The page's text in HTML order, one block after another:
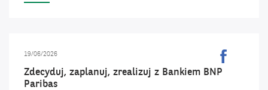
MICHELIN
POLSKA
2026
19/06/2026
Kanał
Zdecyduj, zaplanuj, zrealizuj z Bankiem BNP
Paribas